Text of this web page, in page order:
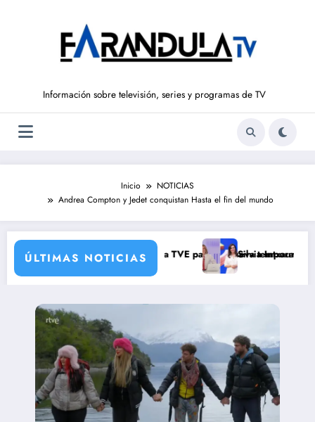
Información sobre televisión, series y programas de TV
Inicio
NOTICIAS
Andrea Compton y Jedet conquistan Hasta el fin del mundo
ÚLTIMAS NOTICIAS
que prepara TVE para su nueva temporadaSilvia Intxaurrondo vuelve a ‘La